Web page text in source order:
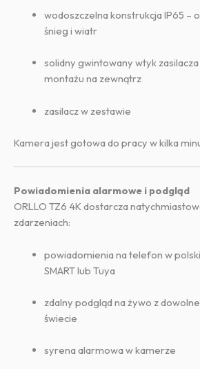
wodoszczelna konstrukcja IP65 –
śnieg i wiatr
solidny gwintowany wtyk zasilacza
montażu na zewnątrz
zasilacz w zestawie
Kamera jest gotowa do pracy w kilka
Powiadomienia alarmowe i podgląd
ORLLO TZ6 4K dostarcza
zdarzeniach:
powiadomienia na telefon w
SMART lub Tuya
zdalny podgląd na żywo z
świecie
syrena alarmowa w kamerze